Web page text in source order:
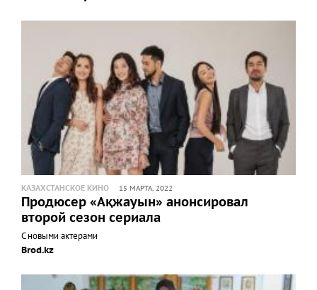
КАЗАХСТАНСКОЕ КИНО 15 МАРТА, 2022
Продюсер «Ақжауын» анонсировал
второй сезон сериала
С новыми актерами
Brod.kz